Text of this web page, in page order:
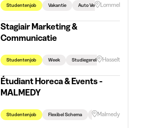
Studentenjob Vakantie Auto Vereist Fiets Vereist
Lommel
Stagiair Marketing &
Communicatie
Studentenjob Week StudiegerelateerdHasselt
Étudiant Horeca & Events -
MALMEDY
Studentenjob Flexibel Schema Rijbewijs Vereist
Malmedy